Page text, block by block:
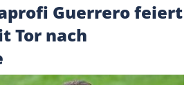
Guerrero feiert
Tor nach